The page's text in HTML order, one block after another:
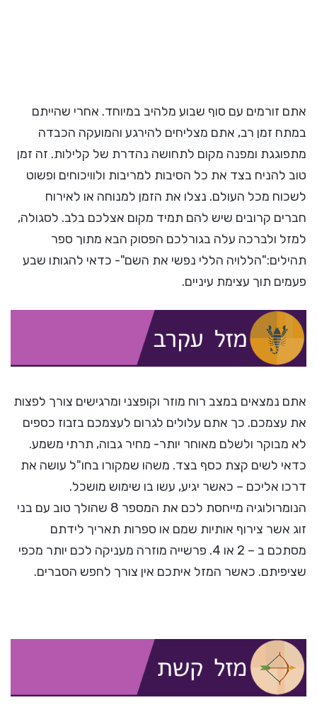
אתם זורמים עם סוף שבוע מלהיב במיוחד. אחרי שהייתם
במתח זמן רב, אתם מצליחים להירגע והמועקה הכבדה
מתפוגגת ומפנה מקום לתחושה נהדרת של קלילות. זה זמן
טוב להניח בצד את כל הסיבות למריבות ולוויכוחים ופשוט
לשכוח מכל העולם. נצלו את הזמן למנוחה או לאירוח
חברים קרובים שיש להם תמיד מקום אצלכם בלב. לסגולה,
למזל ולברכה עלה בגורלכם הפסוק הבא מתוך ספר
תהילים:"הללויה הללי נפשי את השם"- כדאי להגותו שבע
פעמים תוך עצימת עיניים.
אתם נמצאים במצב רוח מוזר וקופצני ומרגישים צורך לפצות
את עצמכם. כך אתם עלולים לגרום לעצמכם בזבוז כספים
לא מבוקר ולשלם מאוחר יותר- מחיר גבוה, תרתי משמע.
כדאי לשים קצת כסף בצד. משהו שמקורו בחו"ל עושה את
דרכו אליכם – כאשר יגיע, עשו בו שימוש מושכל.
הנומרולוגיה מייחסת לכם את המספר 8 שהולך טוב עם בני
זוג אשר צירוף אותיות שמם או ספרות תאריך לידתם
מסתכם ב – 2 או 4. פרשייה מוזרה מעניקה לכם יותר מכפי
שציפיתם. כאשר המזל איתכם אין צורך לחפש הסברים.